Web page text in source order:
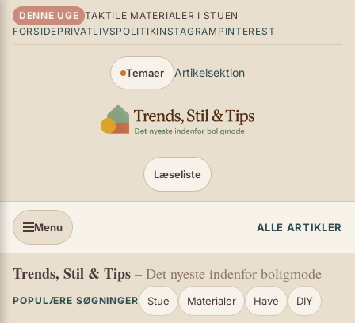
Spring til indhold
DENNE UGE TAKTILE MATERIALER I STUEN
FORSIDEPRIVATLIVSPOLITIKINSTAGRAM PINTEREST
Temaer Artikelsektion
Læseliste
Menu ALLE ARTIKLER
Trends, Stil & Tips – Det nyeste indenfor boligmode
POPULÆRE SØGNINGER Stue Materialer Have DIY